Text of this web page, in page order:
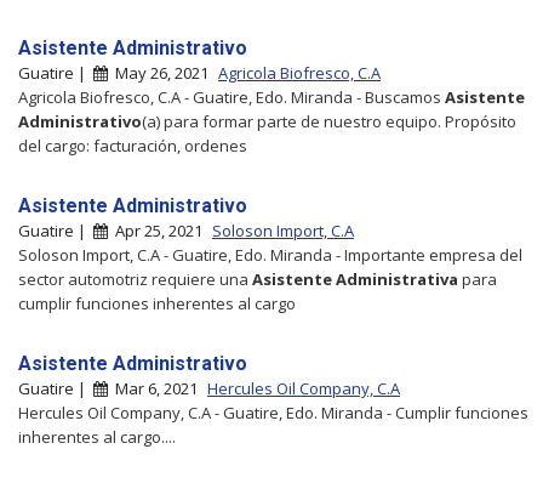
Asistente Administrativo
Guatire | May 26, 2021 Agricola Biofresco, C.A
Agricola Biofresco, C.A - Guatire, Edo. Miranda - Buscamos Asistente
Administrativo(a) para formar parte de nuestro equipo. Propósito
del cargo: facturación, ordenes
Asistente Administrativo
Guatire | Apr 25, 2021
Soloson Import, C.A
Soloson Import, C.A - Guatire, Edo. Miranda - Importante empresa del
sector automotriz requiere una AsistenteAdministrativa para
cumplir funciones inherentes al cargo
Asistente Administrativo
Guatire | Mar 6, 2021 Hercules Oil Company, C.A
Hercules Oil Company, C.A - Guatire, Edo. Miranda - Cumplir funciones
inherentes al cargo....